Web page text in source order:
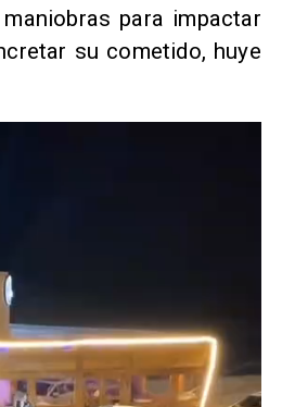
para impactar
su cometido, huye